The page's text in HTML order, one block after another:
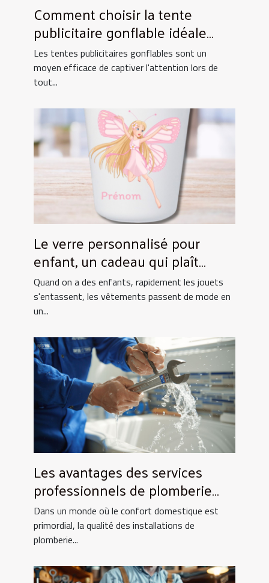
Comment choisir la tente
publicitaire gonflable idéale
pour vos événements
Les tentes publicitaires gonflables sont un
moyen efficace de captiver l'attention lors de
tout...
Le verre personnalisé pour
enfant, un cadeau qui plaît
toujours !
Quand on a des enfants, rapidement les jouets
s'entassent, les vêtements passent de mode en
un...
Les avantages des services
professionnels de plomberie
pour votre foyer
Dans un monde où le confort domestique est
primordial, la qualité des installations de
plomberie...